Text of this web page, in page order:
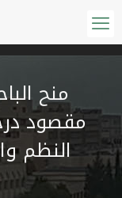
منح
مقصود
النظم